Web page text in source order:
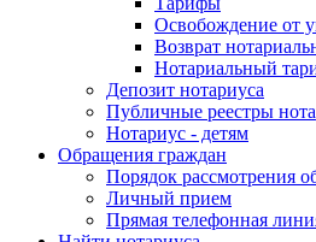
Освобождение от
Возврат
Нотариальный
Депозит нотариуса
Публичные реестры
Нотариус - детям
Обращения граждан
Порядок рассмотрения
Личный прием
Прямая телефонная